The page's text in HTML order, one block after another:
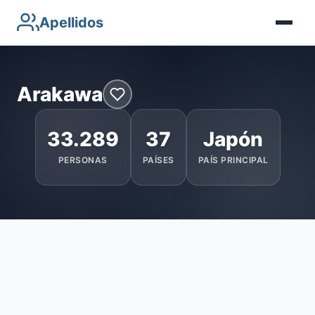
Apellidos
Arakawa
33.289
PERSONAS
37
PAÍSES
Japón
PAÍS PRINCIPAL